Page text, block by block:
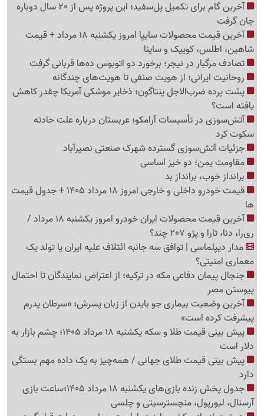
آخرین گام برای تکمیل پل‌سفید؛ این پروژه پس از 20 سال دوباره
جان گرفت
آخرین قیمت محصولات سایپا امروز یکشنبه 18 مرداد + قیمت
شاهین، اطلس، کوییک و ساینا
تصادف مرگبار در نیجر؛ برخورد دو اتوبوس ده‌ها قربانی گرفت
روحانیت ایرانی؛ از هویت صنفی تا هویت‌های چندگانه
پشت پرده ضرب‌الاجل پنتاگون؛ ذخایر موشکی آمریکا چقدر کاهش
یافته است؟
آتش‌سوزی در تأسیسات آرامکو؛ عربستان درباره علت حادثه
سکوت کرد
جزئیات آتش‌سوزی گسترده شهرک صنعتی نصیرآباد
مقاومت یمن؛ دو خیز اساسی
برانداز خوب، برانداز بد
قیمت خودرو داخلی و خارجی امروز 18 مرداد 1405 + جدول قیمت
ها
آخرین قیمت محصولات ایران خودرو امروز یکشنبه 18 مرداد /
ری‌را، دنا، تارا و پژو 207 چند؟
مدار دیپلماسی | توافق سه جانبه ائتلاف علیه ایران یا تولد یک
معماری امنیتی؟
جنجال پیمان دفاعی مکه در ترکیه؛ از اعتراض نمایندگان تا احتمال
پیوستن مصر
آخرین وضعیت بیماری جو بایدن از زبان پسرش؛ «سرطان پدرم
پیشرفت کرده است»
پیش بینی قیمت طلا و سکه یکشنبه 18 مرداد 1405؛ چشم بازار به
دلار است
پیش بینی قیمت طلای جهانی / همه‌چیز به یک داده مهم بستگی
دارد
جدول پخش زنده بازی‌های یکشنبه 18 مرداد 1405؛ساعت بازی
آرسنال، لیورپول، منچسترسیتی و چلسی